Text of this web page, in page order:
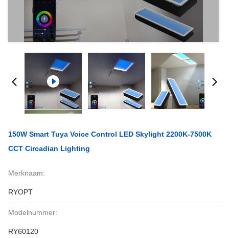
150W Smart Tuya Voice Control LED Skylight 2200K-7500K
CCT Circadian Lighting
Merknaam:
RYOPT
Modelnummer:
RY60120